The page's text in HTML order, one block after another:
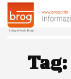
Tag: